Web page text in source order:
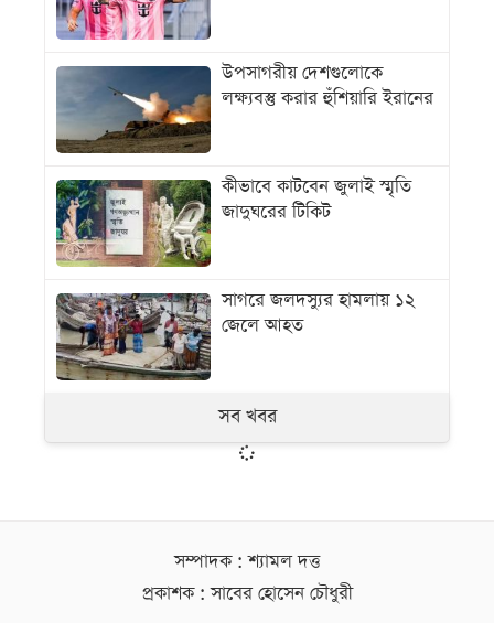
উপসাগরীয় দেশগুলোকে
লক্ষ্যবস্তু করার হুঁশিয়ারি ইরানের
কীভাবে কাটবেন জুলাই স্মৃতি
জাদুঘরের টিকিট
সাগরে জলদস্যুর হামলায় ১২
জেলে আহত
সব খবর
সম্পাদক : শ্যামল দত্ত
প্রকাশক : সাবের হোসেন চৌধুরী